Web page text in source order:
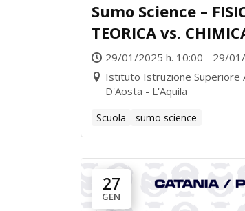
Sumo Science –
TEORICA vs.
29/01/2025 h. 10:00 - 29/
Istituto Istruzione Superiore
D'Aosta - L'Aquila
Scuola sumo science
27
GEN